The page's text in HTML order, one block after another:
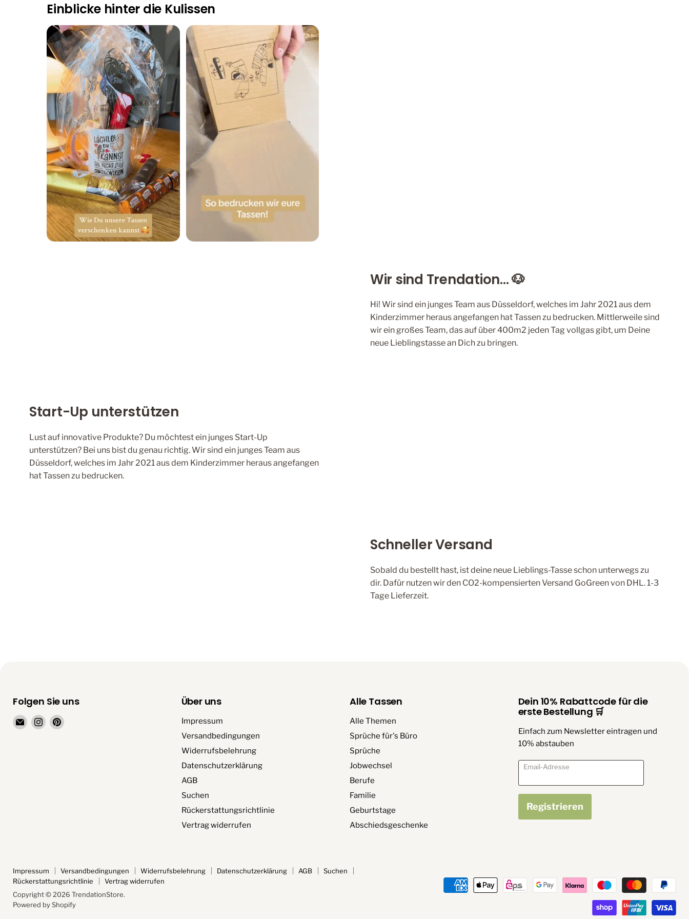
Einblicke hinter die Kulissen
Wir sind Trendation... 🐶
Hi! Wir sind ein junges Team aus Düsseldorf, welches im Jahr 2021 aus dem
Kinderzimmer heraus angefangen hat Tassen zu bedrucken. Mittlerweile sind
wir ein großes Team, das auf über 400m2 jeden Tag vollgas gibt, um Deine
neue Lieblingstasse an Dich zu bringen.
Start-Up unterstützen
Lust auf innovative Produkte? Du möchtest ein junges Start-Up
unterstützen? Bei uns bist du genau richtig. Wir sind ein junges Team aus
Düsseldorf, welches im Jahr 2021 aus dem Kinderzimmer heraus angefangen
hat Tassen zu bedrucken.
Schneller Versand
Sobald du bestellt hast, ist deine neue Lieblings-Tasse schon unterwegs zu
dir. Dafür nutzen wir den CO2-kompensierten Versand GoGreen von DHL. 1-3
Tage Lieferzeit.
Folgen Sie uns
EmailFindenFinden
Über uns
Impressum
Versandbedingungen
Widerrufsbelehrung
Datenschutzerklärung
AGB
Suchen
Rückerstattungsrichtlinie
Vertrag widerrufen
Alle Tassen
Alle Themen
Sprüche für's Büro
Sprüche
Jobwechsel
Berufe
Familie
Geburtstage
Abschiedsgeschenke
Dein 10% Rabattcode für die
erste Bestellung 🛒
Einfach zum Newsletter eintragen und
10% abstauben
Email-Adresse
Registrieren
Impressum Versandbedingungen Widerrufsbelehrung Datenschutzerklärung AGB
Suchen
Rückerstattungsrichtlinie
Vertrag widerrufen
Copyright © 2026 TrendationStore.
Powered by Shopify